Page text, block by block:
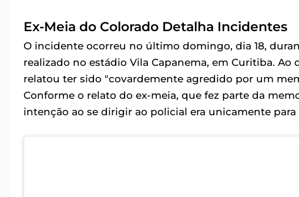
Ex-Meia do Colorado Detalha Incidentes
O incidente ocorreu no último domingo, dia 18,
realizado no estádio Vila Capanema, em Curitiba. Ao
relatou ter sido "covardemente agredido por um
Conforme o relato do ex-meia, que fez parte da
intenção ao se dirigir ao policial era unicamente